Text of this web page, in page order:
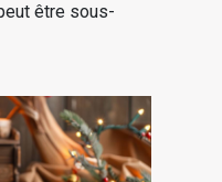
être sous-